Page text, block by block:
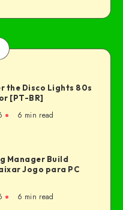
the Disco Lights 80s
[PT-BR]
6 min read
Manager Build
Jogo para PC
6 min read